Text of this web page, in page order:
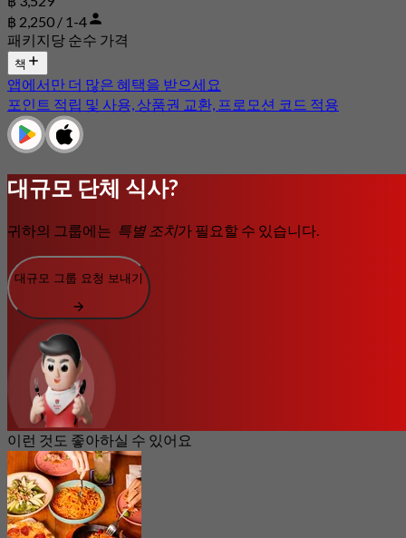
฿ 2,250 / 1-4
패키지당 순수 가격
책
앱에서만 더 많은 혜택을 받으세요
포인트 적립 및 사용, 상품권 교환, 프로모션 코드 적용
대규모 단체 식사?
귀하의 그룹에는 특별 조치가 필요할 수 있습니다.
대규모 그룹 요청 보내기
이런 것도 좋아하실 수 있어요